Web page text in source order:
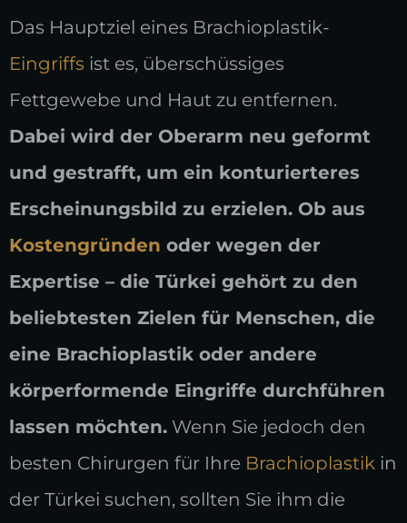
Das Hauptziel eines Brachioplastik-
Eingriffs ist es, überschüssiges
Fettgewebe und Haut zu entfernen.
Dabei wird der Oberarm neu geformt
und gestrafft, um ein konturierteres
Erscheinungsbild zu erzielen. Ob aus
Kostengründen oder wegen der
Expertise – die Türkei gehört zu den
beliebtesten Zielen für Menschen, die
eine Brachioplastik oder andere
körperformende Eingriffe durchführen
lassen möchten. Wenn Sie jedoch den
besten Chirurgen für Ihre Brachioplastik in
der Türkei suchen, sollten Sie ihm die